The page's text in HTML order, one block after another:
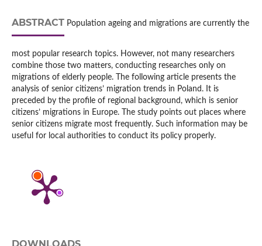
ABSTRACT Population ageing and migrations are currently the
most popular research topics. However, not many researchers
combine those two matters, conducting researches only on
migrations of elderly people. The following article presents the
analysis of senior citizens’ migration trends in Poland. It is
preceded by the profile of regional background, which is senior
citizens’ migrations in Europe. The study points out places where
senior citizens migrate most frequently. Such information may be
useful for local authorities to conduct its policy properly.